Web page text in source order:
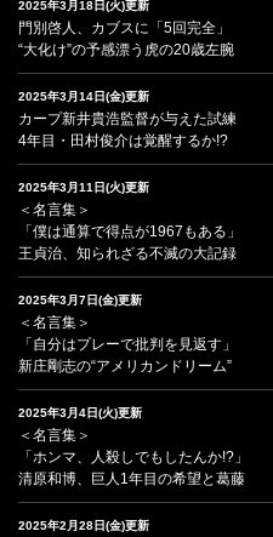
2025年3月18日(火)更新
門別啓人、カブスに「5回完全」
“大化け”の予感漂う虎の20歳左腕
2025年3月14日(金)更新
カープ新井貴浩監督が与えた試練
4年目・田村俊介は覚醒するか!?
2025年3月11日(火)更新
＜名言集＞
「僕は通算で得点が1967もある」
王貞治、知られざる不滅の大記録
2025年3月7日(金)更新
＜名言集＞
「自分はプレーで批判を見返す」
新庄剛志の“アメリカンドリーム”
2025年3月4日(火)更新
＜名言集＞
「ホンマ、人殺しでもしたんか!?」
清原和博、巨人1年目の希望と葛藤
2025年2月28日(金)更新